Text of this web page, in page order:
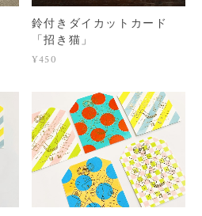
鈴付きダイカットカード
「招き猫」
¥450